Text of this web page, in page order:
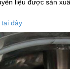
liệu được sản
tại đây